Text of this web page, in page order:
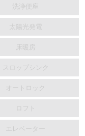
洗浄便座
太陽光発電
床暖房
スロップシンク
オートロック
ロフト
エレベーター